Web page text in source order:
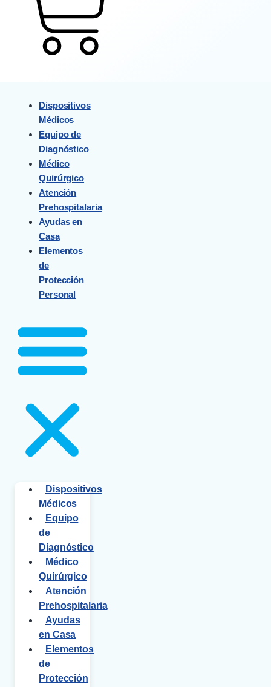
Dispositivos
Médicos
Equipo de
Diagnóstico
Médico
Quirúrgico
Atención
Prehospitalaria
Ayudas en
Casa
Elementos
de
Protección
Personal
Dispositivos
Médicos
Equipo
de
Diagnóstico
Médico
Quirúrgico
Atención
Prehospitalaria
Ayudas
en Casa
Elementos
de
Protección